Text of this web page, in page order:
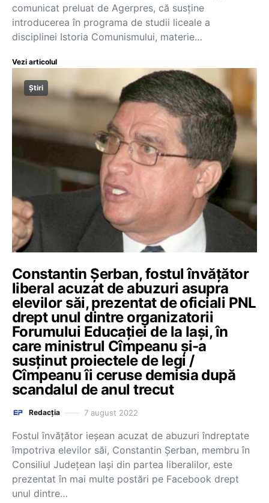
comunicat preluat de Agerpres, că susține
introducerea în programa de studii liceale a
disciplinei Istoria Comunismului, materie…
Vezi articolul
Știri
Constantin Șerban, fostul învățător
liberal acuzat de abuzuri asupra
elevilor săi, prezentat de oficiali PNL
drept unul dintre organizatorii
Forumului Educației de la Iași, în
care ministrul Cîmpeanu și-a
susținut proiectele de legi /
Cîmpeanu îi ceruse demisia după
scandalul de anul trecut
Redacția 7 august 2022
Fostul învățător ieșean acuzat de abuzuri îndreptate
împotriva elevilor săi, Constantin Șerban, membru în
Consiliul Județean Iași din partea liberalilor, este
prezentat în mai multe postări pe Facebook drept
unul dintre…